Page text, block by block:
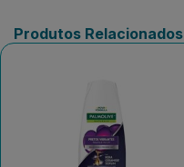
Produtos Relacionados